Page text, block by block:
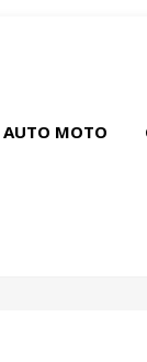
AUTO MOTO